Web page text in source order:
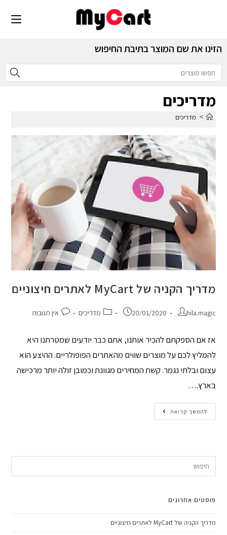
הזינו את שם המוצר בתיבת החיפוש
מדריכים
> מדריכים
מדריך הקניה של MyCart לאתרים חיצוניים
hila.magic
20/01/2020 מדריכים אין תגובות
אז אם הספקתם להכיר אותנו, אתם כבר יודעים שמטרתנו היא
להמליץ לכם על מוצרים שווים מהאתרים הפופולריים. ההיצע הוא
עצום ובלתי נגמר. קשת המחירים מגוונת וכמובן זולה יותר מרכישה
בארץ.…
להמשך קריאה
פוסטים אחרונים
מדריך הקניה של MyCart לאתרים חיצוניים